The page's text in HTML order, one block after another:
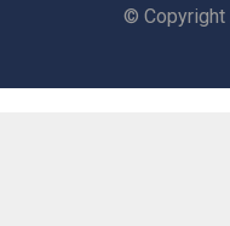
© Copyright